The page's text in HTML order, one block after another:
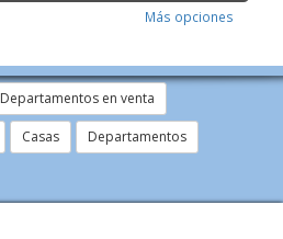
Más opciones
Departamentos en venta
Casas Departamentos